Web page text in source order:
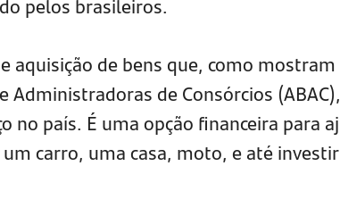
aquisição de bens que, como mostram
Administradoras de Consórcios
no país. É uma opção financeira para
carro, uma casa, moto, e até